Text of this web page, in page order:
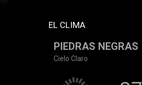
EL CLIMA
PIEDRAS NEGRAS
Cielo Claro